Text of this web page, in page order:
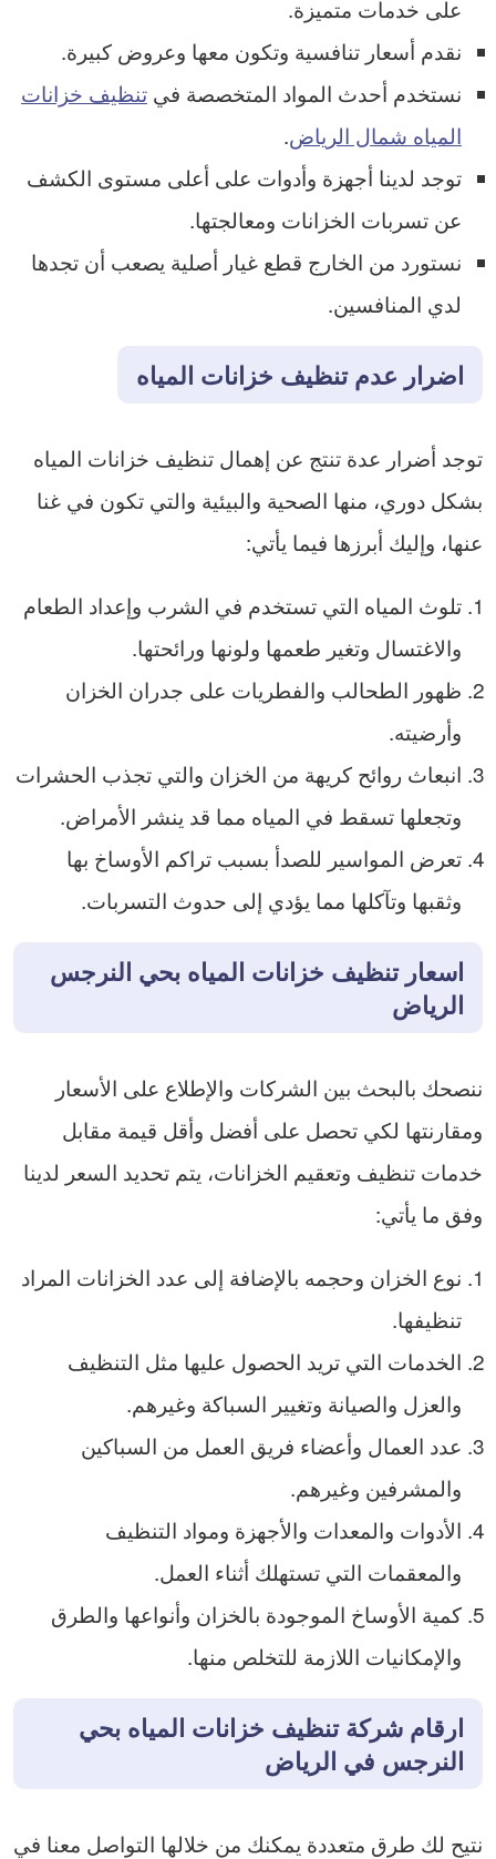
على خدمات متميزة.
نقدم أسعار تنافسية وتكون معها وعروض كبيرة.
نستخدم أحدث المواد المتخصصة في تنظيف خزانات
المياه شمال الرياض.
توجد لدينا أجهزة وأدوات على أعلى مستوى الكشف
عن تسربات الخزانات ومعالجتها.
نستورد من الخارج قطع غيار أصلية يصعب أن تجدها
لدي المنافسين.
اضرار عدم تنظيف خزانات المياه
توجد أضرار عدة تنتج عن إهمال تنظيف خزانات المياه
بشكل دوري، منها الصحية والبيئية والتي تكون في غنا
عنها، وإليك أبرزها فيما يأتي:
تلوث المياه التي تستخدم في الشرب وإعداد الطعام
والاغتسال وتغير طعمها ولونها ورائحتها.
ظهور الطحالب والفطريات على جدران الخزان
وأرضيته.
انبعاث روائح كريهة من الخزان والتي تجذب الحشرات
وتجعلها تسقط في المياه مما قد ينشر الأمراض.
تعرض المواسير للصدأ بسبب تراكم الأوساخ بها
وثقبها وتآكلها مما يؤدي إلى حدوث التسربات.
اسعار تنظيف خزانات المياه بحي النرجس
الرياض
ننصحك بالبحث بين الشركات والإطلاع على الأسعار
ومقارنتها لكي تحصل على أفضل وأقل قيمة مقابل
خدمات تنظيف وتعقيم الخزانات، يتم تحديد السعر لدينا
وفق ما يأتي:
نوع الخزان وحجمه بالإضافة إلى عدد الخزانات المراد
تنظيفها.
الخدمات التي تريد الحصول عليها مثل التنظيف
والعزل والصيانة وتغيير السباكة وغيرهم.
عدد العمال وأعضاء فريق العمل من السباكين
والمشرفين وغيرهم.
الأدوات والمعدات والأجهزة ومواد التنظيف
والمعقمات التي تستهلك أثناء العمل.
كمية الأوساخ الموجودة بالخزان وأنواعها والطرق
والإمكانيات اللازمة للتخلص منها.
ارقام شركة تنظيف خزانات المياه بحي
النرجس في الرياض
نتيح لك طرق متعددة يمكنك من خلالها التواصل معنا في